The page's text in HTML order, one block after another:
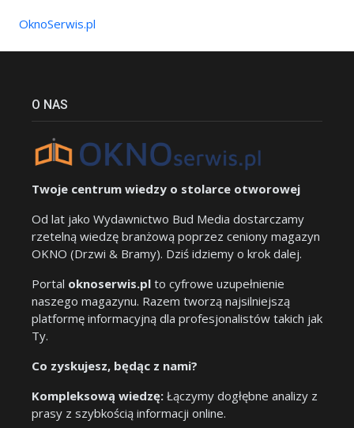
OknoSerwis.pl
O NAS
Twoje centrum wiedzy o stolarce otworowej
Od lat jako Wydawnictwo Bud Media dostarczamy
rzetelną wiedzę branżową poprzez ceniony magazyn
OKNO (Drzwi & Bramy). Dziś idziemy o krok dalej.
Portal oknoserwis.pl to cyfrowe uzupełnienie
naszego magazynu. Razem tworzą najsilniejszą
platformę informacyjną dla profesjonalistów takich jak
Ty.
Co zyskujesz, będąc z nami?
Kompleksową wiedzę: Łączymy dogłębne analizy z
prasy z szybkością informacji online.